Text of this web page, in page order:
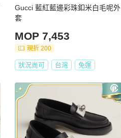
Gucci 藍紅藍邊彩珠釦米白毛呢外
套
MOP 7,453
現折 200
狀況尚可 台灣 免運